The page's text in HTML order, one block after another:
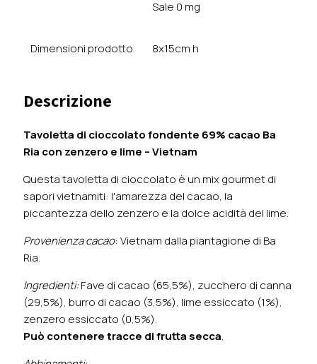
Sale 0 mg
Dimensioni prodotto 8x15cm h
Descrizione
Tavoletta di cioccolato fondente 69% cacao Ba
Ria con zenzero e lime – Vietnam
Questa tavoletta di cioccolato è un mix gourmet di
sapori vietnamiti: l'amarezza del cacao, la
piccantezza dello zenzero e la dolce acidità del lime.
Provenienza cacao: Vietnam dalla piantagione di Ba
Ria.
Ingredienti:Fave di cacao (65,5%), zucchero di canna
(29,5%), burro di cacao (3,5%), lime essiccato (1%),
zenzero essiccato (0,5%).
Può contenere tracce di frutta secca.